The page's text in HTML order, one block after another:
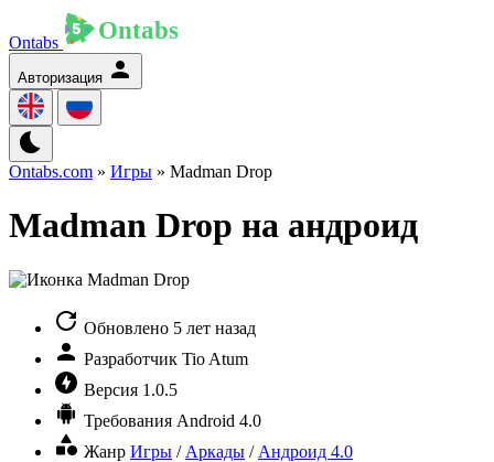
Ontabs
Авторизация
Ontabs.com » Игры » Madman Drop
Madman Drop на андроид
Обновлено 5 лет назад
Разработчик Tio Atum
Версия 1.0.5
Требования Android 4.0
Жанр Игры / Аркады / Андроид 4.0